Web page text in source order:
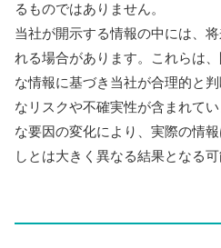
るものではありません。
当社が開示する情報の中には、
れる場合があります。これらは
な情報に基づき当社が合理的と
なリスクや不確実性が含まれて
な要因の変化により、実際の情
しとは大きく異なる結果となる可